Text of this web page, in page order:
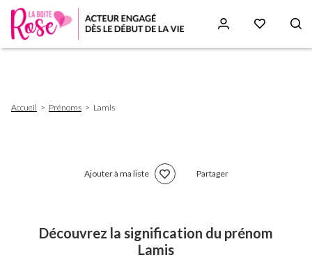
d'Ariane
Accueil Prénoms Lamis
Ajouter à ma liste Partager
Découvrez la signification du prénom
Lamis